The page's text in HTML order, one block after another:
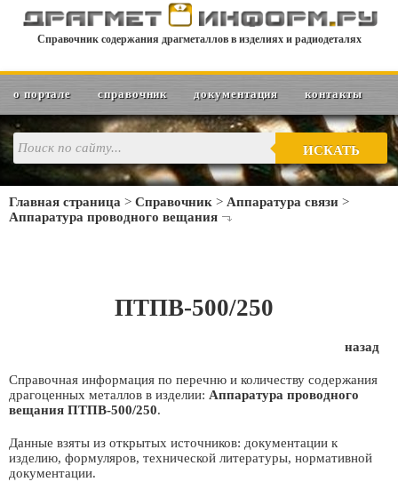
Справочник содержания драгметаллов в изделиях и радиодеталях
о портале справочник документация контакты
ИСКАТЬ
Главная страница > Справочник > Аппаратура связи >
Аппаратура проводного вещания
ПТПВ-500/250
назад
Справочная информация по перечню и количеству содержания
драгоценных металлов в изделии: Аппаратура проводного
вещания ПТПВ-500/250.
Данные взяты из открытых источников: документации к
изделию, формуляров, технической литературы, нормативной
документации.